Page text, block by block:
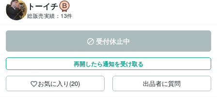
トーイチ
総販売実績： 13件
受付休止中
再開したら通知を受け取る
お気に入り(20) 出品者に質問